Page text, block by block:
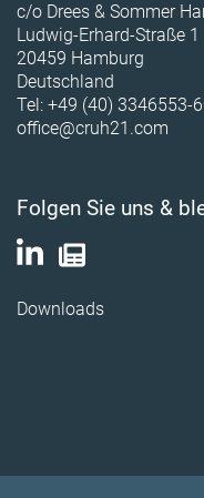
c/o Drees & Sommer
Ludwig-Erhard-Straße 1
20459 Hamburg
Deutschland
Tel: +49 (40) 3346553-
office@cruh21.com
Folgen Sie uns &
Downloads